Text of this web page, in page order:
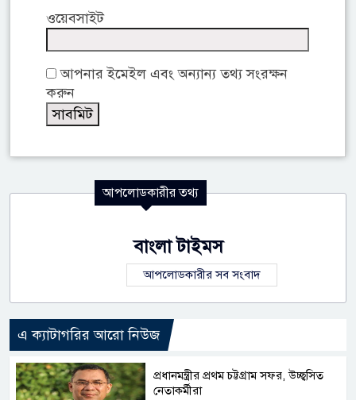
ওয়েবসাইট
আপনার ইমেইল এবং অন্যান্য তথ্য সংরক্ষন
করুন
আপলোডকারীর তথ্য
বাংলা টাইমস
আপলোডকারীর সব সংবাদ
এ ক্যাটাগরির আরো নিউজ
প্রধানমন্ত্রীর প্রথম চট্টগ্রাম সফর, উচ্ছ্বসিত
নেতাকর্মীরা